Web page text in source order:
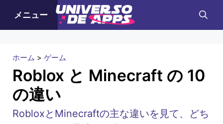
メニュー
ホーム > ゲーム
Roblox と Minecraft の 10
の違い
RobloxとMinecraftの主な違いを見て、どち